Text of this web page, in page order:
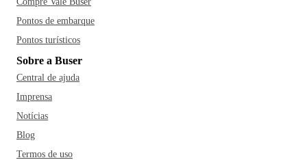
Pontos de embarque
Pontos turísticos
Sobre a Buser
Central de ajuda
Imprensa
Notícias
Blog
Termos de uso